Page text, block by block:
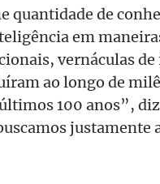
quantidade de
em
vernáculas de
ao longo de
100 anos”, diz
justamente